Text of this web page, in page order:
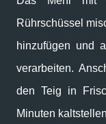
Rührschüssel
hinzufügen und
verarbeiten.
den Teig in
Minuten